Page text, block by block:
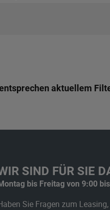
aktuellem
SIND FÜR SIE
bis Freitag von 9:00
Sie Fragen zum